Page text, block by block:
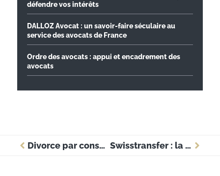
défendre vos intérêts
DALLOZ Avocat : un savoir-faire séculaire au
service des avocats de France
Ordre des avocats : appui et encadrement des
avocats
Divorce par consentement mutuel : une procédure plus rapide qu’on ne le pense Swisstransfer : la solution idéale pour envoyer 50 Go sans inscription ?